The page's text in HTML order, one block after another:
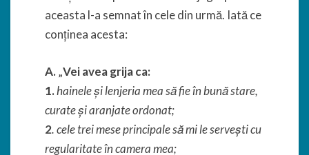
aceasta l-a semnat în cele din urmă. Iată ce
conținea acesta:
A.„Vei avea grija ca:
1.hainele și lenjeria mea să fie în bună stare,
curate și aranjate ordonat;
2. cele trei mese principale să mi le servești cu
regularitate în camera mea;